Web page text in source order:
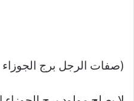
(صفات الرجل برج الجوزاء